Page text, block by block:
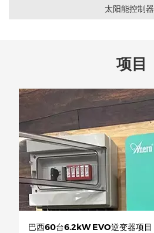
太阳能控制器
项目
巴西60台6.2kW EVO逆变器项目